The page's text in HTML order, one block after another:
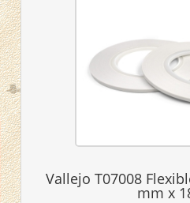
Vallejo T07008
mm x